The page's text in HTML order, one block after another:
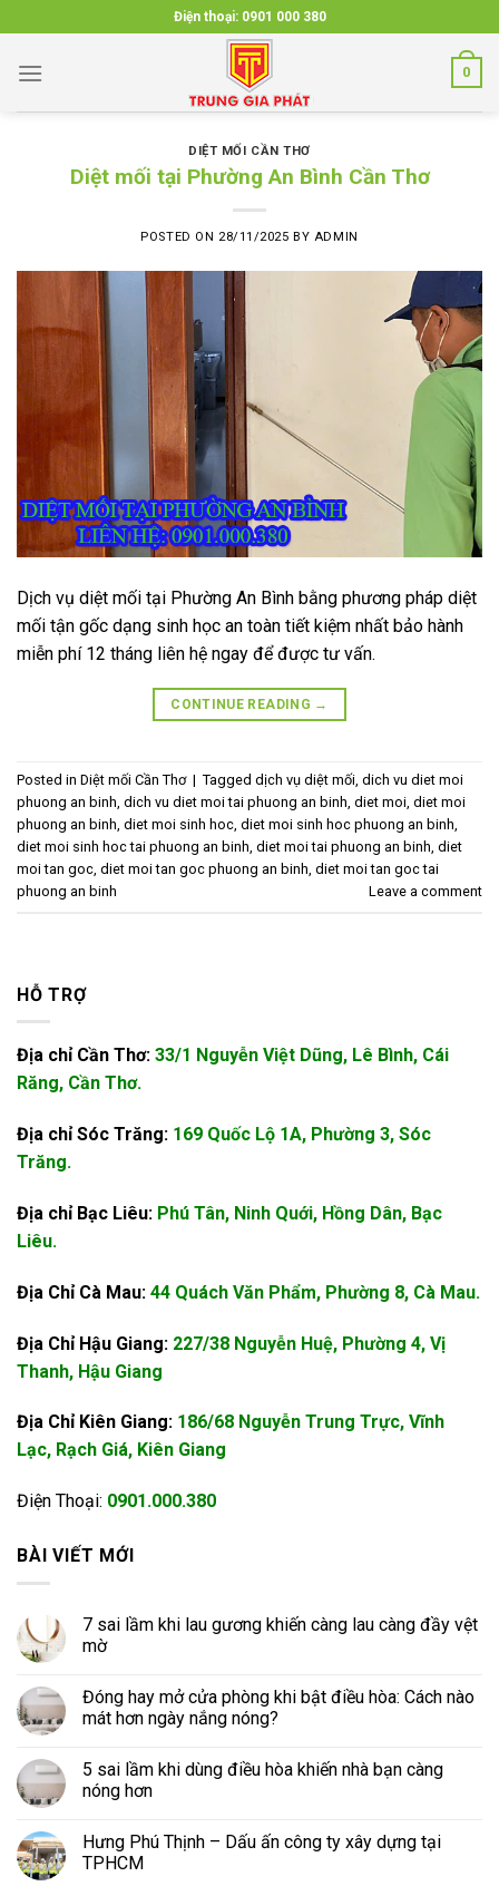
to
content
Điện thoại: 0901 000 380
0
DIỆT MỐI CẦN THƠ
Diệt mối tại Phường An Bình Cần Thơ
POSTED ON 28/11/2025 BY ADMIN
Dịch vụ diệt mối tại Phường An Bình bằng phương pháp diệt
mối tận gốc dạng sinh học an toàn tiết kiệm nhất bảo hành
miễn phí 12 tháng liên hệ ngay để được tư vấn.
CONTINUE READING →
Posted in Diệt mối Cần Thơ | Tagged dịch vụ diệt mối, dich vu diet moi
phuong an binh, dich vu diet moi tai phuong an binh, diet moi, diet moi
phuong an binh, diet moi sinh hoc, diet moi sinh hoc phuong an binh,
diet moi sinh hoc tai phuong an binh, diet moi tai phuong an binh, diet
moi tan goc, diet moi tan goc phuong an binh, diet moi tan goc tai
phuong an binh
Leave a comment
HỖ TRỢ
Địa chỉ Cần Thơ: 33/1 Nguyễn Việt Dũng, Lê Bình, Cái
Răng, Cần Thơ.
Địa chỉ Sóc Trăng: 169 Quốc Lộ 1A, Phường 3, Sóc
Trăng.
Địa chỉ Bạc Liêu: Phú Tân, Ninh Quới, Hồng Dân, Bạc
Liêu.
Địa Chỉ Cà Mau: 44 Quách Văn Phẩm, Phường 8, Cà Mau.
Địa Chỉ Hậu Giang: 227/38 Nguyễn Huệ, Phường 4, Vị
Thanh, Hậu Giang
Địa Chỉ Kiên Giang: 186/68 Nguyễn Trung Trực, Vĩnh
Lạc, Rạch Giá, Kiên Giang
Điện Thoại: 0901.000.380
BÀI VIẾT MỚI
7 sai lầm khi lau gương khiến càng lau càng đầy vệt
mờ
Đóng hay mở cửa phòng khi bật điều hòa: Cách nào
mát hơn ngày nắng nóng?
5 sai lầm khi dùng điều hòa khiến nhà bạn càng
nóng hơn
Hưng Phú Thịnh – Dấu ấn công ty xây dựng tại
TPHCM